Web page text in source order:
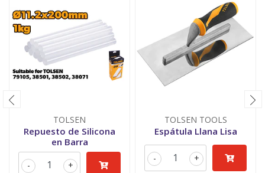
TOLSEN
Repuesto de Silicona
en Barra
+
-
TOLSEN TOOLS
Espátula Llana Lisa
+
-